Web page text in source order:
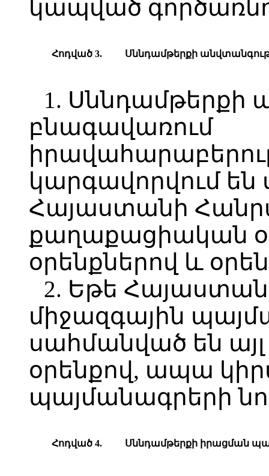
կապված
Հոդված 3. Սննդամթերքի
1. Սննդամթերքի
բնագավառում
կարգավորվում են
Հայաստանի
քաղաքացիական
օրենքներով և
2. Եթե
միջազգային
սահմանված են այլ
օրենքով, ապա
պայմանագրերի
Հոդված 4. Սննդամթերքի իրացման